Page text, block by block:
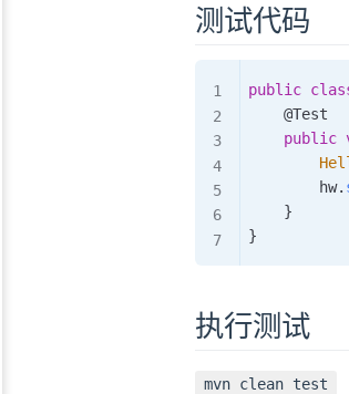
测试代码
public
@Test
public
        hw
.
}
}
执行测试
mvn clean test